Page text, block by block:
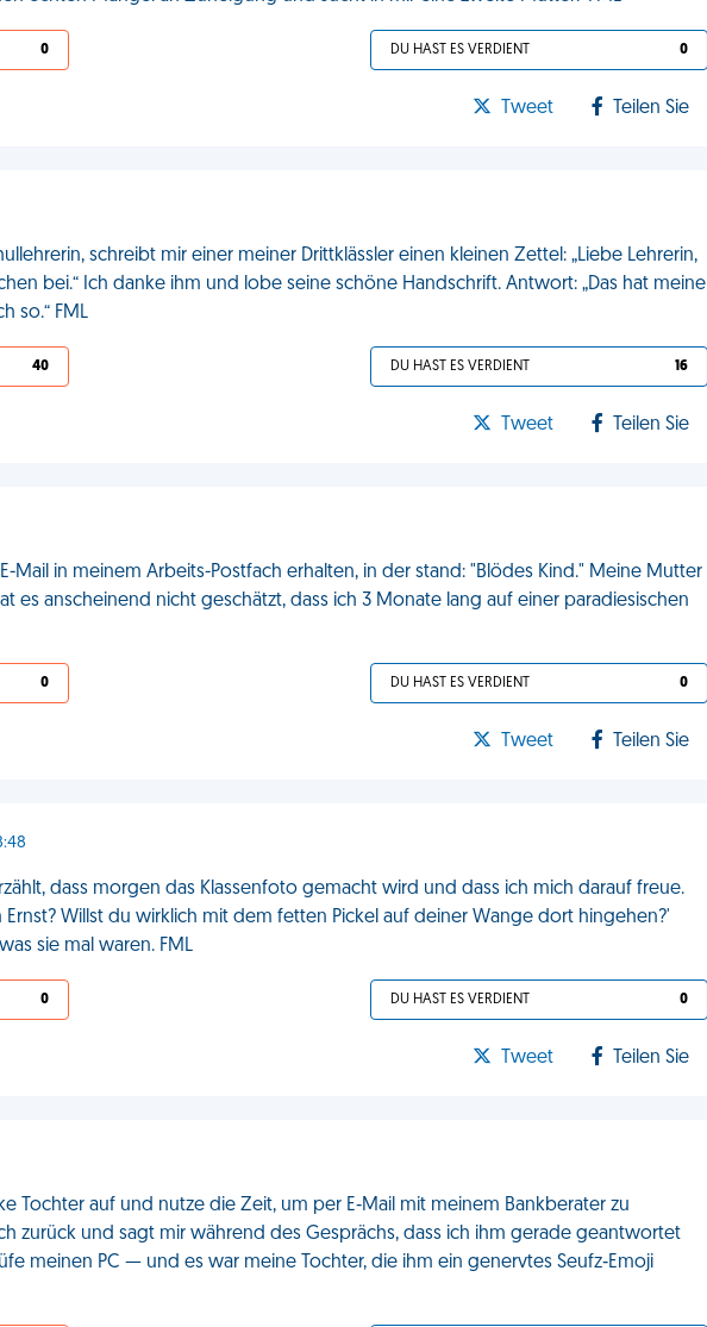
0 DU HAST ES VERDIENT 0
Tweet Teilen Sie
schreibt mir einer meiner Drittklässler einen kleinen Zettel: „Liebe Lehrerin,
bei.“ Ich danke ihm und lobe seine schöne Handschrift. Antwort: „Das hat meine
so.“ FML
40 DU HAST ES VERDIENT 16
Tweet Teilen Sie
Mail in meinem Arbeits-Postfach erhalten, in der stand: "Blödes Kind." Meine Mutter
es anscheinend nicht geschätzt, dass ich 3 Monate lang auf einer paradiesischen
0 DU HAST ES VERDIENT 0
Tweet Teilen Sie
dass morgen das Klassenfoto gemacht wird und dass ich mich darauf freue.
Ernst? Willst du wirklich mit dem fetten Pickel auf deiner Wange dort hingehen?'
sie mal waren. FML
0 DU HAST ES VERDIENT 0
Tweet Teilen Sie
Tochter auf und nutze die Zeit, um per E‑Mail mit meinem Bankberater zu
zurück und sagt mir während des Gesprächs, dass ich ihm gerade geantwortet
meinen PC — und es war meine Tochter, die ihm ein genervtes Seufz‑Emoji